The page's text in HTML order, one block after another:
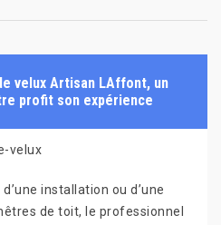
velux Artisan LAffont, un
profit son expérience
installation ou d’une
de toit, le professionnel